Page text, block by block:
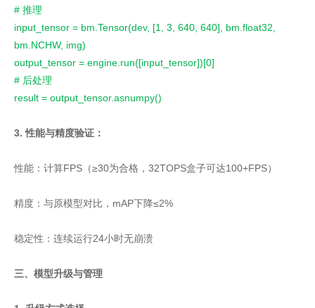
# 推理
input_tensor = bm.Tensor(dev, [1, 3, 640, 640], bm.float32,
bm.NCHW, img)
output_tensor = engine.run([input_tensor])[0]
# 后处理
result = output_tensor.asnumpy()
3. 性能与精度验证：
性能：计算FPS（≥30为合格，32TOPS盒子可达100+FPS）
精度：与原模型对比，mAP下降≤2%
稳定性：连续运行24小时无崩溃
三、模型升级与管理